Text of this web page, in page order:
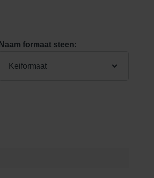
Naam formaat steen:
Keiformaat